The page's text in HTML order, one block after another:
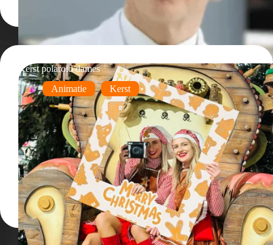
Kerst polaroid dames
Animatie
Kerst